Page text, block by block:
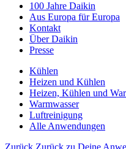
100 Jahre Daikin
Aus Europa für Europa
Kontakt
Über Daikin
Presse
Kühlen
Heizen und Kühlen
Heizen, Kühlen und
Warmwasser
Luftreinigung
Alle Anwendungen
Zurück Zurück zu Deine